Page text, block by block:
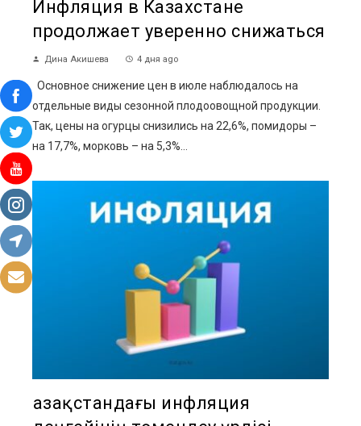
Инфляция в Казахстане
продолжает уверенно снижаться
Дина Акишева 4 дня ago
Основное снижение цен в июле наблюдалось на
отдельные виды сезонной плодоовощной продукции.
Так, цены на огурцы снизились на 22,6%, помидоры –
на 17,7%, морковь – на 5,3%...
Қазақстандағы инфляция